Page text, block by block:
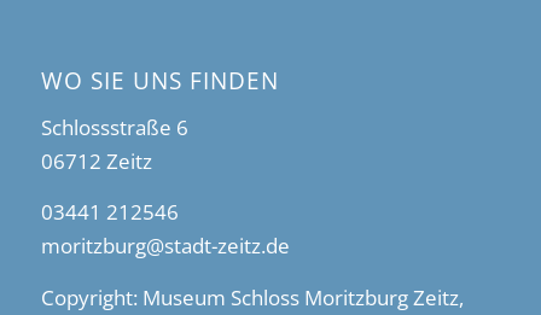
WO SIE UNS FINDEN
Schlossstraße 6
06712 Zeitz
03441 212546
moritzburg@stadt-zeitz.de
Copyright: Museum Schloss Moritzburg Zeitz,